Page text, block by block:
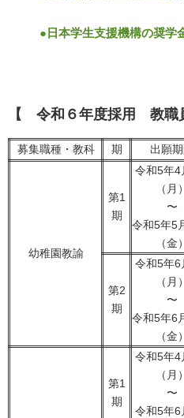
●日本学生支援機構の奨学
【 令和６年度採用 教職
募集職種・教科 期 出願
幼稚園教諭
第1
期
令和5年4
（月）
〜
令和5年5
（金）
第2
期
令和5年6
（月）
〜
令和5年6
（金）
第1
期
令和5年4
（月）
〜
令和5年6